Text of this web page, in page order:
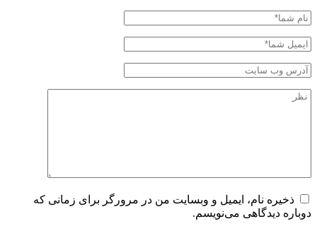
ذخیره نام، ایمیل و وبسایت من در مرورگر برای زمانی که
دوباره دیدگاهی می‌نویسم.